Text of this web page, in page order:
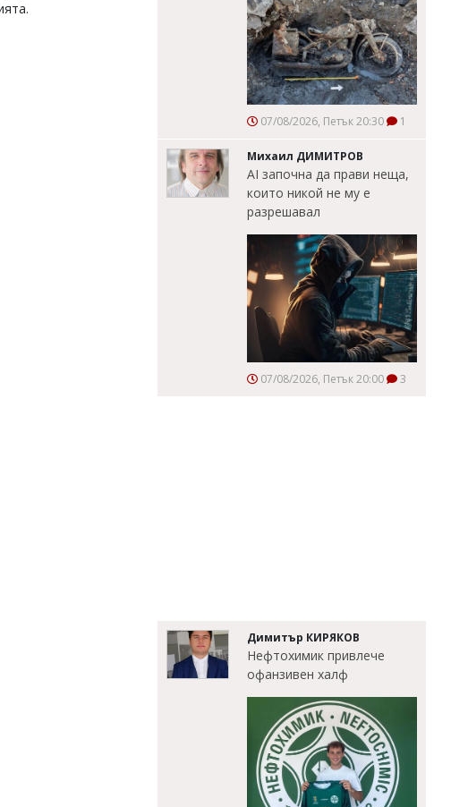
07/08/2026, Петък 20:30 1
Михаил ДИМИТРОВ
AI започна да прави неща,
които никой не му е
разрешавал
07/08/2026, Петък 20:00 3
Димитър КИРЯКОВ
Нефтохимик привлече
офанзивен халф